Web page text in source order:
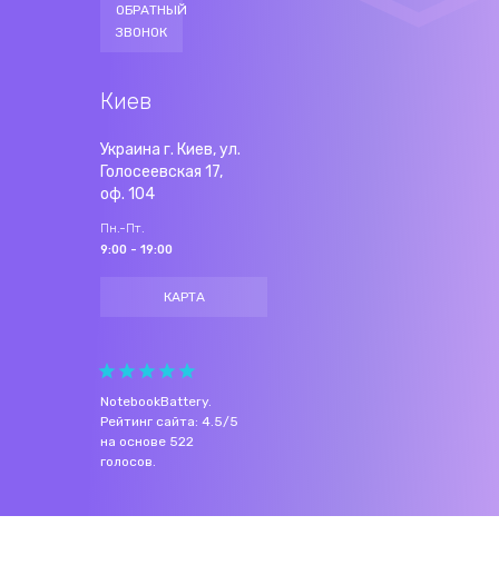
ОБРАТНЫЙ
ЗВОНОК
Киев
Украина г. Киев, ул.
Голосеевская 17,
оф. 104
Пн.-Пт.
9:00 - 19:00
КАРТА
NotebookBattery.
Рейтинг сайта: 4.5/5
на основе 522
голосов.